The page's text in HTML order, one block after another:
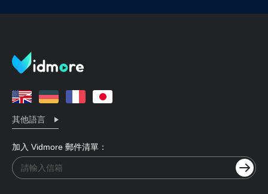
其他語言
加入 Vidmore 郵件清單：